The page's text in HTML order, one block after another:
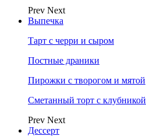
Prev Next
Выпечка
Тарт с черри и сыром
Постные драники
Пирожки с творогом и мятой
Сметанный торт с клубникой
Prev Next
Дессерт